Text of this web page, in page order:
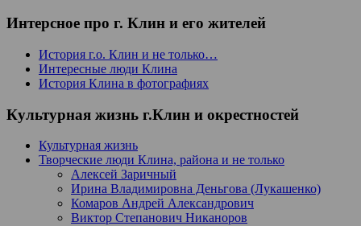
Интерсное про г. Клин и его жителей
История г.о. Клин и не только…
Интересные люди Клина
История Клина в фотографиях
Культурная жизнь г.Клин и окрестностей
Культурная жизнь
Творческие люди Клина, района и не только
Алексей Заричный
Ирина Владимировна Деньгова (Лукашенко)
Комаров Андрей Александрович
Виктор Степанович Никаноров